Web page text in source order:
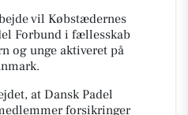
vil Købstædernes
Forbund i fællesskab
og unge aktiveret på
at Dansk Padel
forsikringer